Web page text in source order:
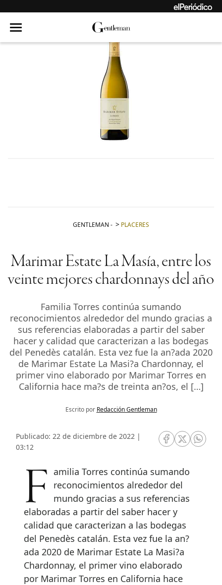
GENTLEMAN - PLACERES
Marimar Estate La Masía, entre los
veinte mejores chardonnays del año
Familia Torres continúa sumando
reconocimientos alrededor del mundo gracias a
sus referencias elaboradas a partir del saber
hacer y calidad que caracterizan a las bodegas
del Penedès catalán. Esta vez fue la an?ada 2020
de Marimar Estate La Masi?a Chardonnay, el
primer vino elaborado por Marimar Torres en
California hace ma?s de treinta an?os, el […]
Escrito por Redacción Gentleman
Publicado: 22 de diciembre de 2022 |
03:12
RRSS Facebook
RRSSRRSS
Familia Torres continúa sumando reconocimientos alrededor del
mundo gracias a sus referencias
elaboradas a partir del saber hacer y
calidad que caracterizan a las bodegas
del Penedès catalán. Esta vez fue la an?
ada 2020 de Marimar Estate La Masi?a
Chardonnay, el primer vino elaborado
por Marimar Torres en California hace